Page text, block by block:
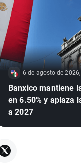
6 de agosto de
Banxico mantiene
en 6.50% y aplaza
a 2027